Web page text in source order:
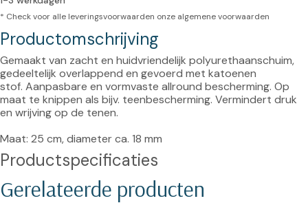
* Check voor alle leveringsvoorwaarden onze algemene voorwaarden
Productomschrijving
Gemaakt van zacht en huidvriendelijk polyurethaanschuim,
gedeeltelijk overlappend en gevoerd met katoenen
stof. Aanpasbare en vormvaste allround bescherming. Op
maat te knippen als bijv. teenbescherming. Vermindert druk
en wrijving op de tenen.
Maat: 25 cm, diameter ca. 18 mm
Productspecificaties
Gerelateerde producten